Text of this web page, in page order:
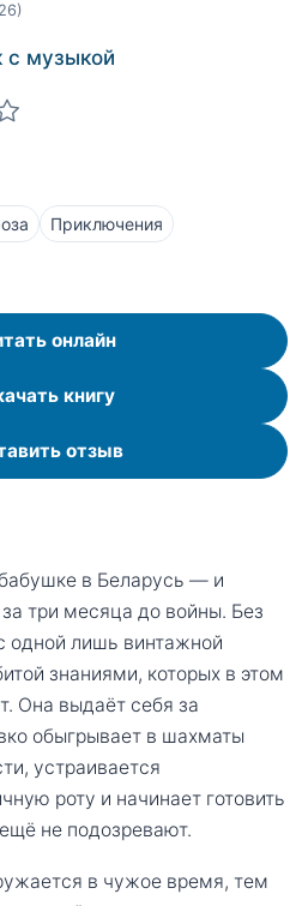
с музыкой
Приключения
онлайн
книгу
отзыв
в Беларусь — и
три месяца до войны. Без
одной лишь винтажной
знаниями, которых в этом
Она выдаёт себя за
обыгрывает в шахматы
устраивается
роту и начинает готовить
не подозревают.
в чужое время, тем